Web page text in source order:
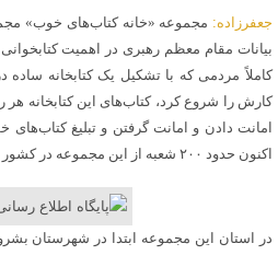
جعفرزاده: مجموعه «خانه کتاب‌های خوب»
بیانات مقام معظم رهبری در اهمیت
کاملاً مردمی که با تشکیل یک کتابخانه
کارش را شروع کرد، کتاب‌های این کتابخانه‌
امانت دادن و امانت گرفتن و تبلیغ
اکنون حدود ۲۰۰ شعبه از این مجموعه در کشور وجود دارد.
در استان این مجموعه ابتدا در شهرستان